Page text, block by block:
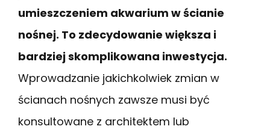
umieszczeniem akwarium w ścianie
nośnej. To zdecydowanie większa i
bardziej skomplikowana inwestycja.
Wprowadzanie jakichkolwiek zmian w
ścianach nośnych zawsze musi być
konsultowane z architektem lub